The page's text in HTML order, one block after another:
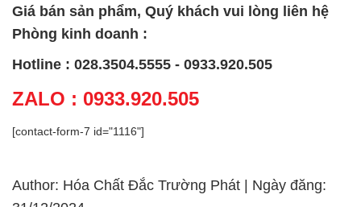
Giá bán sản phẩm, Quý khách vui lòng liên hệ
Phòng kinh doanh :
Hotline : 028.3504.5555 - 0933.920.505
ZALO : 0933.920.505
[contact-form-7 id="1116"]
Author: Hóa Chất Đắc Trường Phát | Ngày đăng: